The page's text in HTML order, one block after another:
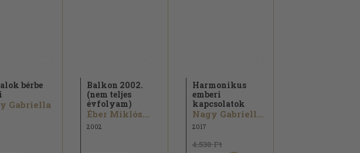
bérbe
Gabriella
Balkon 2002.
(nem teljes
évfolyam)
Éber Miklós...
2002
Harmonikus
emberi
kapcsolatok
Nagy Gabriella...
2017
4.530 Ft